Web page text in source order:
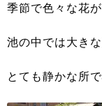
季節で色々な花
池の中では大き
とても静かな所